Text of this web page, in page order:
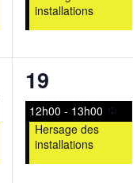
installations
1
évènement,
19
12h00- 13h00
Hersage des
installations